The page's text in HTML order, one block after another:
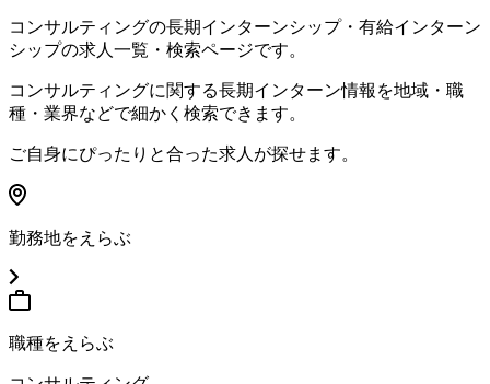
コンサルティングの長期インターンシップ・有給インターン
シップの求人一覧・検索ページです。
コンサルティングに関する長期インターン情報を地域・職
種・業界などで細かく検索できます。
ご自身にぴったりと合った求人が探せます。
勤務地をえらぶ
職種をえらぶ